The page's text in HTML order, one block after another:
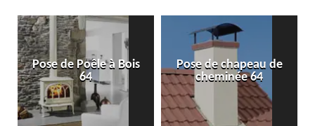
Pose de Poêle à Bois
64
Pose de chapeau de
cheminée 64